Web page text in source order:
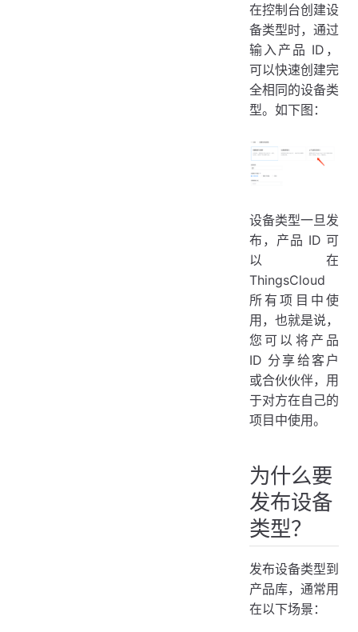
在控制台创建设
备类型时，通过
输入产品 ID，
可以快速创建完
全相同的设备类
型。如下图：
设备类型一旦发
布，产品 ID 可
以在
ThingsCloud
所有项目中使
用，也就是说，
您可以将产品
ID 分享给客户
或合伙伙伴，用
于对方在自己的
项目中使用。
为什么要
发布设备
类型？
发布设备类型到
产品库，通常用
在以下场景：